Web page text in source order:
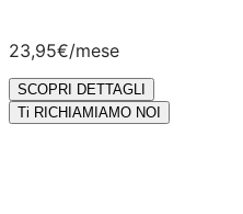
23,95€/mese
SCOPRI DETTAGLI
Ti RICHIAMIAMO NOI